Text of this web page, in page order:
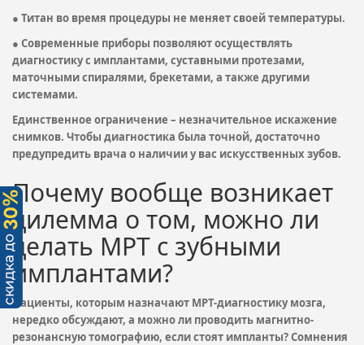
● Титан во время процедуры не меняет своей температуры.
● Современные приборы позволяют осуществлять
диагностику с имплантами, суставными протезами,
маточными спиралями, брекетами, а также другими
системами.
Единственное ограничение – незначительное искажение
снимков. Чтобы диагностика была точной, достаточно
предупредить врача о наличии у вас искусственных зубов.
Почему вообще возникает
дилемма о том, можно ли
делать МРТ с зубными
имплантами?
Пациенты, которым назначают МРТ-диагностику мозга,
нередко обсуждают, а можно ли проводить магнитно-
резонансную томографию, если стоят импланты? Сомнения